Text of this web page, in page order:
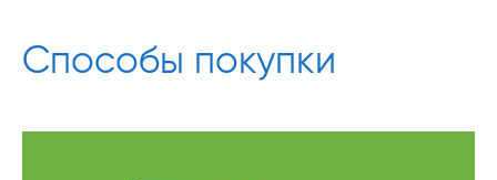
Способы покупки